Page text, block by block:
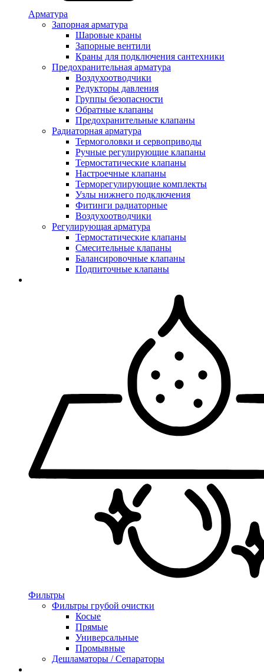
Арматура
Запорная арматура
Шаровые краны
Запорные вентили
Краны для подключения сантехники
Предохранительная арматура
Воздухоотводчики
Редукторы давления
Группы безопасности
Обратные клапаны
Предохранительные клапаны
Радиаторная арматура
Термоголовки и сервоприводы
Ручные регулирующие клапаны
Термостатические клапаны
Настроечные клапаны
Терморегулирующие комплекты
Узлы нижнего подключения
Фитинги радиаторные
Воздухоотводчики
Регулирующая арматура
Термостатические клапаны
Смесительные клапаны
Балансировочные клапаны
Подпиточные клапаны
Фильтры
Фильтры грубой очистки
Косые
Прямые
Универсальные
Промывные
Дешламаторы / Сепараторы